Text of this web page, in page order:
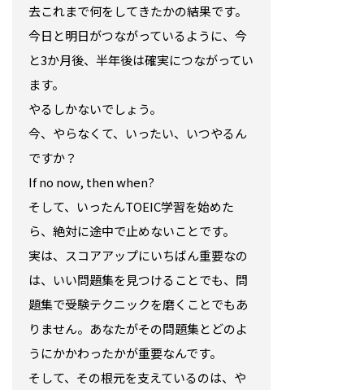
去これまで何をしてきたかの結果です。
今日と明日がつながっているように、今
と3か月後、半年後は確実につながってい
ます。
やるしかないでしょう。
今、やらなくて、いったい、いつやるん
ですか？
If no now, then when?
そして、いったんTOEIC学習を始めた
ら、絶対に途中で止めないことです。
実は、スコアアップにいちばん重要なの
は、いい問題集を見つけることでも、問
題集で受験テクニックを磨くことでもあ
りません。あなたがその問題集とどのよ
うにかかわったかが重要なんです。
そして、その根元を支えているのは、や